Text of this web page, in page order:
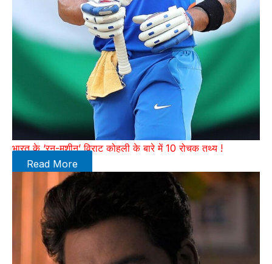
भारत के ‘रन-मशीन’ विराट कोहली के बारे में 10 रोचक तथ्य !
Read More